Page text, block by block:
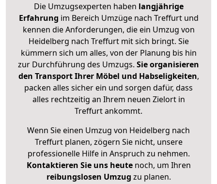
Die Umzugsexperten haben langjährige
Erfahrung im Bereich Umzüge nach Treffurt und
kennen die Anforderungen, die ein Umzug von
Heidelberg nach Treffurt mit sich bringt. Sie
kümmern sich um alles, von der Planung bis hin
zur Durchführung des Umzugs. Sie organisieren
den Transport Ihrer Möbel und Habseligkeiten,
packen alles sicher ein und sorgen dafür, dass
alles rechtzeitig an Ihrem neuen Zielort in
Treffurt ankommt.
Wenn Sie einen Umzug von Heidelberg nach
Treffurt planen, zögern Sie nicht, unsere
professionelle Hilfe in Anspruch zu nehmen.
Kontaktieren Sie uns heutenoch, um Ihren
reibungslosen Umzug zu planen.